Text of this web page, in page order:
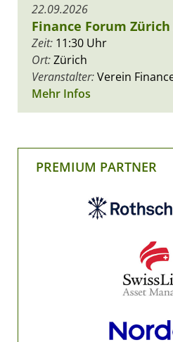
22.09.2026
Finance Forum Zürich
Zeit: 11:30 Uhr
Ort:Zürich
Veranstalter:Verein
Mehr Infos
PREMIUM PARTNER